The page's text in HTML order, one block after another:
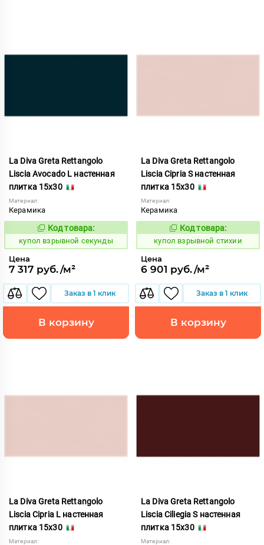
La Diva Greta Rettangolo
Liscia Avocado L настенная
плитка 15x30
Материал:
Керамика
845587
Код товара:
купол взрывной секунды
Цена
7 317 руб./м²
Заказ в 1 клик
В корзину
La Diva Greta Rettangolo
Liscia Cipria S настенная
плитка 15x30
Материал:
Керамика
845598
Код товара:
купол взрывной стихии
Цена
6 901 руб./м²
Заказ в 1 клик
В корзину
La Diva Greta Rettangolo
Liscia Cipria L настенная
плитка 15x30
Материал:
La Diva Greta Rettangolo
Liscia Ciliegia S настенная
плитка 15x30
Материал: